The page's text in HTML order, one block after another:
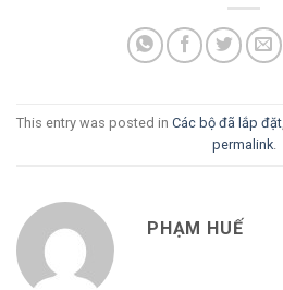
This entry was posted in Các bộ đã lắp đặt
permalink.
PHẠM HUẾ